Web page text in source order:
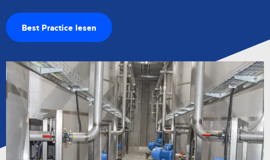
Best Practice lesen